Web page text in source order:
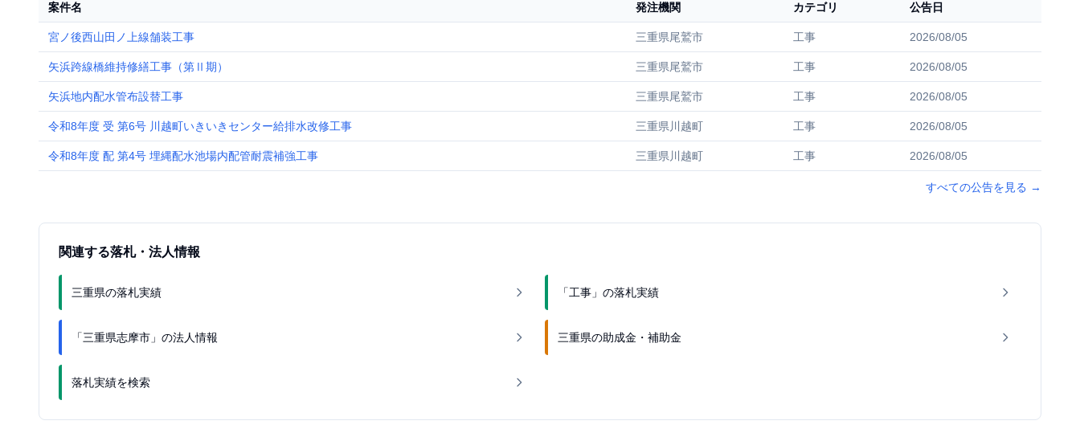
案件名 発注機関 カテゴリ 公告日
宮ノ後西山田ノ上線舗装工事 三重県尾鷲市 工事 2026/08/05
矢浜跨線橋維持修繕工事（第Ⅱ期） 三重県尾鷲市 工事 2026/08/05
矢浜地内配水管布設替工事 三重県尾鷲市 工事 2026/08/05
令和8年度 受 第6号 川越町いきいきセンター給排水改修工事 三重県川越町 工事 2026/08/05
令和8年度 配 第4号 埋縄配水池場内配管耐震補強工事 三重県川越町 工事 2026/08/05
すべての公告を見る →
関連する落札・法人情報
三重県の落札実績 「工事」の落札実績
「三重県志摩市」の法人情報 三重県の助成金・補助金
落札実績を検索